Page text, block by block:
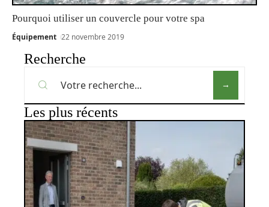
Pourquoi utiliser un couvercle pour votre spa
Équipement 22 novembre 2019
Recherche
Les plus récents